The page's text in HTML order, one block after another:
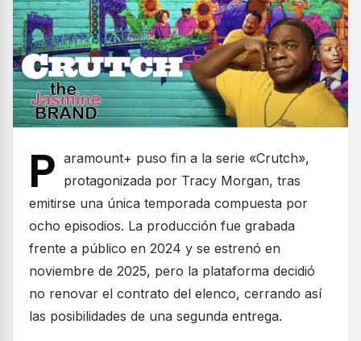
P aramount+ puso fin a la serie «Crutch»,
protagonizada por Tracy Morgan, tras
emitirse una única temporada compuesta por
ocho episodios. La producción fue grabada
frente a público en 2024 y se estrenó en
noviembre de 2025, pero la plataforma decidió
no renovar el contrato del elenco, cerrando así
las posibilidades de una segunda entrega.